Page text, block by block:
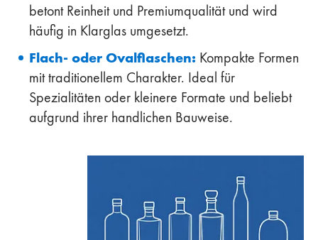
betont Reinheit und Premiumqualität und wird
häufig in Klarglas umgesetzt.
Flach- oder Ovalflaschen: Kompakte Formen
mit traditionellem Charakter. Ideal für
Spezialitäten oder kleinere Formate und beliebt
aufgrund ihrer handlichen Bauweise.